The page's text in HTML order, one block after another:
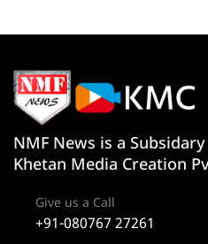
NMF News is a
Khetan Media Creation
Give us a Call
+91-080767 27261